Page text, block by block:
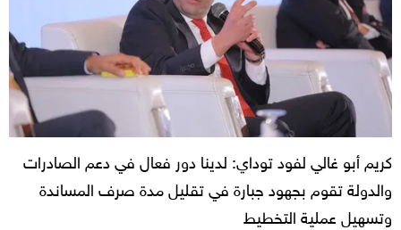
كريم أبو غالي لفود توداي: لدينا دور فعال في دعم الصادرات
والدولة تقوم بجهود جبارة في تقليل مدة صرف المساندة
وتسهيل عملية التخطيط